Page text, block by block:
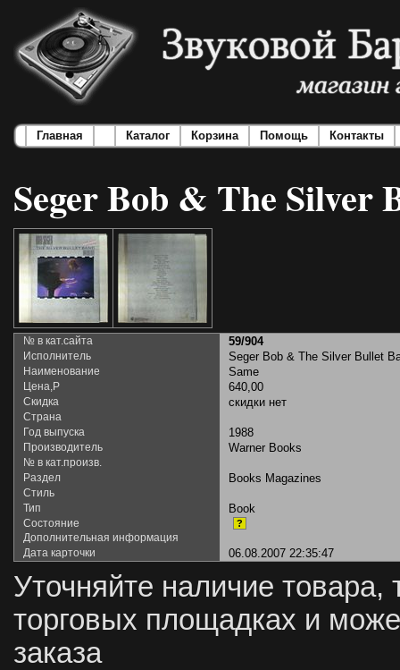
Главная Каталог Корзина Помощь Контакты
Seger Bob & The Silver
№ в кат.сайта 59/904
Исполнитель Seger Bob & The Silver Bullet
Наименование Same
Цена,Р 640,00
Скидка скидки нет
Страна
Год выпуска
1988
Производитель Warner Books
№ в кат.произв.
Раздел
Books Magazines
Стиль
Тип
Book
Состояние ?
Дополнительная информация
Дата карточки
06.08.2007 22:35:47
Уточняйте наличие товара,
торговых площадках и
заказа